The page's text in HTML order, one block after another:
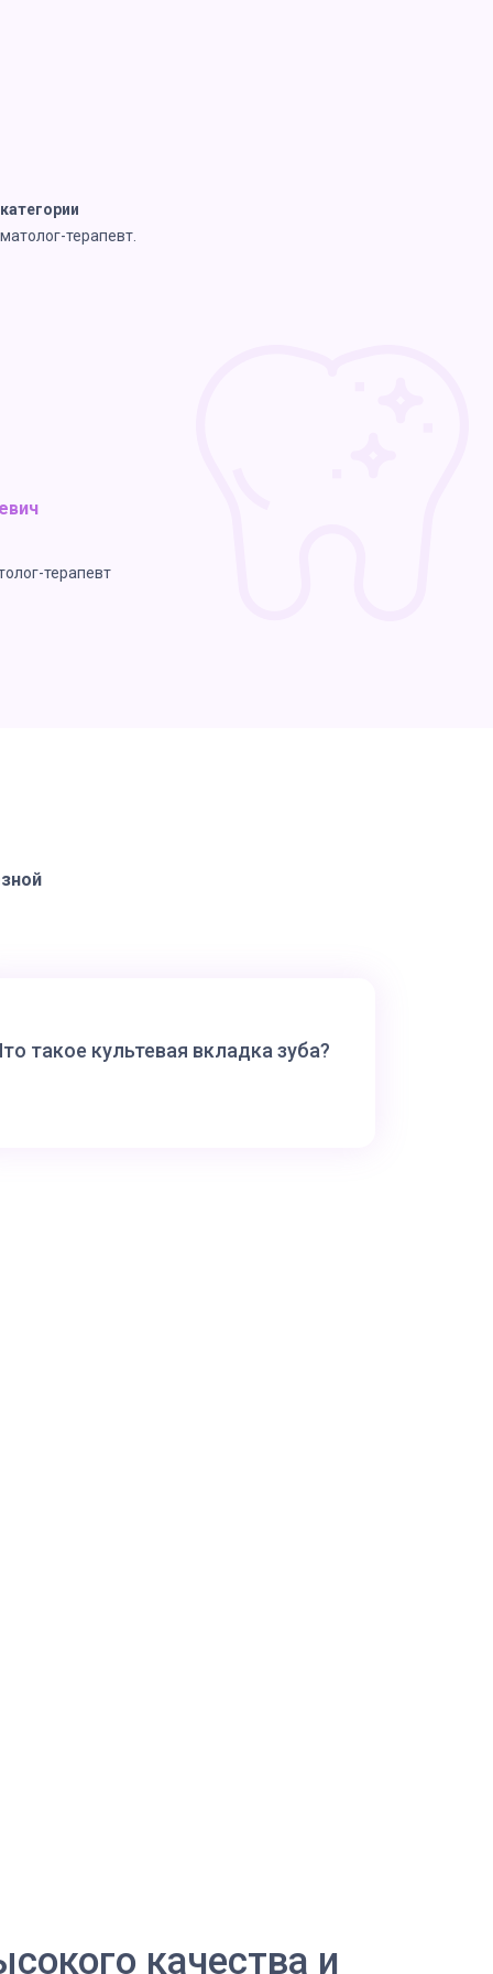
терапевт.
терапевт
такое культевая вкладка зуба?
качества и